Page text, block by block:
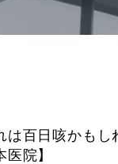
は百日咳かも
院】